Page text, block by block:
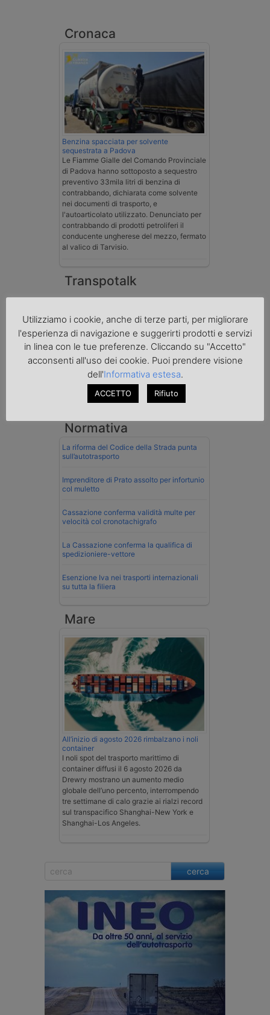
Cronaca
Benzina spacciata per solvente
sequestrata a Padova
Le Fiamme Gialle del Comando Provinciale
di Padova hanno sottoposto a sequestro
preventivo 33mila litri di benzina di
contrabbando, dichiarata come solvente
nei documenti di trasporto, e
l'autoarticolato utilizzato. Denunciato per
contrabbando di prodotti petroliferi il
conducente ungherese del mezzo, fermato
al valico di Tarvisio.
Transpotalk
Normativa
La riforma del Codice della Strada punta
sull’autotrasporto
Imprenditore di Prato assolto per infortunio
col muletto
Cassazione conferma validità multe per
velocità col cronotachigrafo
La Cassazione conferma la qualifica di
spedizioniere-vettore
Esenzione Iva nei trasporti internazionali
su tutta la filiera
Mare
All’inizio di agosto 2026 rimbalzano i noli
container
I noli spot del trasporto marittimo di
container diffusi il 6 agosto 2026 da
Drewry mostrano un aumento medio
globale dell’uno percento, interrompendo
tre settimane di calo grazie ai rialzi record
sul transpacifico Shanghai-New York e
Shanghai-Los Angeles.
cerca
Utilizziamo i cookie, anche di terze parti, per migliorare
l'esperienza di navigazione e suggerirti prodotti e servizi
in linea con le tue preferenze. Cliccando su "Accetto"
acconsenti all'uso dei cookie. Puoi prendere visione
dell'Informativa estesa.
ACCETTO Rifiuto